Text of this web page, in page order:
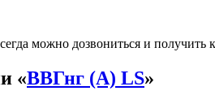
можно дозвониться и получить
«ВВГнг (А) LS»